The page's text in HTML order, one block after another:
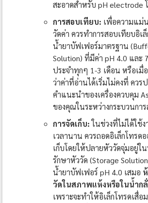
สะอาดสำหรับ pH electrode
การสอบเทียบ: เพื่อความแม่
วัดค่า ควรทำการสอบเทียบอิเ
น้ำยาบัฟเฟอร์มาตรฐาน
Solution) ที่มีค่า pH 4.0 และ
ประจำทุกๆ 1-3 เดือน หรือเมื่
ว่าค่าที่อ่านได้เริ่มไม่คงที่ ควร
คำแนะนำของเครื่องควบคุม
ของคุณในระหว่างกระบวนกา
การจัดเก็บ:ในช่วงที่ไม่ได้ใช้
เวลานาน ควรถอดอิเล็กโทรด
เก็บโดยให้ปลายหัววัดจุ่มอยู่ใ
รักษาหัววัด (Storage
น้ำยาบัฟเฟอร์ pH 4.0 เสมอ
วัดในสภาพแห้งหรือในน้ำก
เพราะจะทำให้อิเล็กโทรดเสื่อ